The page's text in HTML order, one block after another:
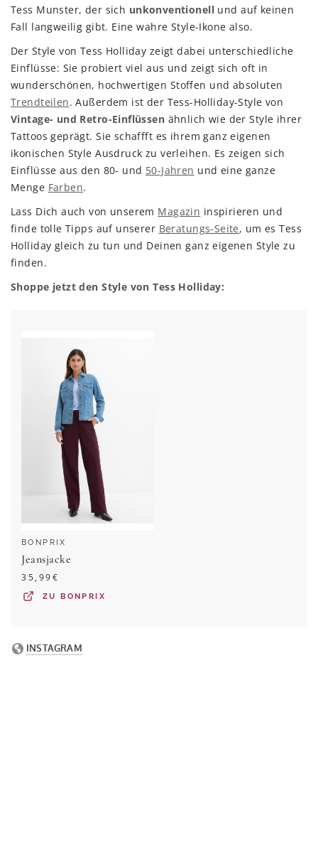
Tess Munster, der sich unkonventionellund auf keinen
Fall langweilig gibt. Eine wahre Style-Ikone also.
Der Style von Tess Holliday zeigt dabei unterschiedliche
Einflüsse: Sie probiert viel aus und zeigt sich oft in
wunderschönen, hochwertigen Stoffen und absoluten
Trendteilen. Außerdem ist der Tess-Holliday-Style von
Vintage- und Retro-Einflüssen ähnlich wie der Style ihrer
Tattoos geprägt. Sie schaffft es ihrem ganz eigenen
ikonischen Style Ausdruck zu verleihen. Es zeigen sich
Einflüsse aus den 80- und 50-Jahren und eine ganze
Menge Farben.
Lass Dich auch von unserem Magazin inspirieren und
finde tolle Tipps auf unserer Beratungs-Seite, um es Tess
Holliday gleich zu tun und Deinen ganz eigenen Style zu
finden.
Shoppe jetzt den Style von Tess Holliday:
BONPRIX
Jeansjacke
35,99€
ZUBONPRIX